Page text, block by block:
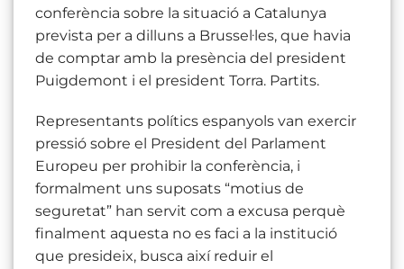
conferència sobre la situació a Catalunya
prevista per a dilluns a Brussel·les, que havia
de comptar amb la presència del president
Puigdemont i el president Torra. Partits.
Representants polítics espanyols van exercir
pressió sobre el President del Parlament
Europeu per prohibir la conferència, i
formalment uns suposats “motius de
seguretat” han servit com a excusa perquè
finalment aquesta no es faci a la institució
que presideix, busca així reduir el